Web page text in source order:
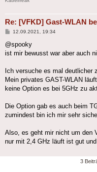
Re: [VFKD] Gast-WLAN
Beitrag
12.09.2021, 19:34
@spooky
ist mir bewusst war aber auch
Ich versuche es mal deutlicher
Mein privates GAST-WLAN
keine Option es bei 5GHz zu
Die Option gab es auch beim
zumindest bin ich mir sehr
Also, es geht mir nicht um den
nur mit 2,4 GHz läuft ist gut und
3